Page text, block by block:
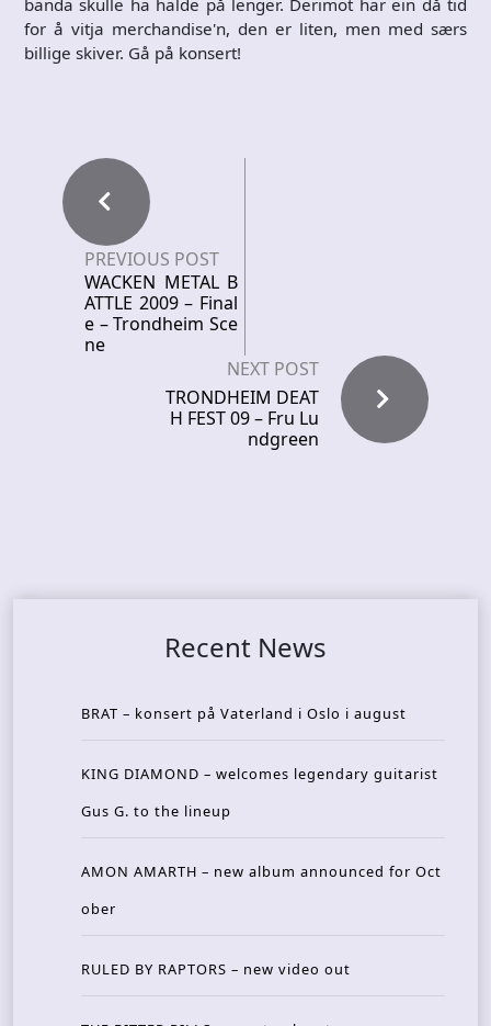
banda skulle ha halde på lenger. Derimot har ein då tid
for å vitja merchandise'n, den er liten, men med særs
billige skiver. Gå på konsert!
PREVIOUS POST
WACKEN METAL B
ATTLE 2009 – Final
e – Trondheim Sce
ne
NEXT POST
TRONDHEIM DEAT
H FEST 09 – Fru Lu
ndgreen
Recent News
BRAT – konsert på Vaterland i Oslo i august
KING DIAMOND – welcomes legendary guitarist
Gus G. to the lineup
AMON AMARTH – new album announced for Oct
ober
RULED BY RAPTORS – new video out